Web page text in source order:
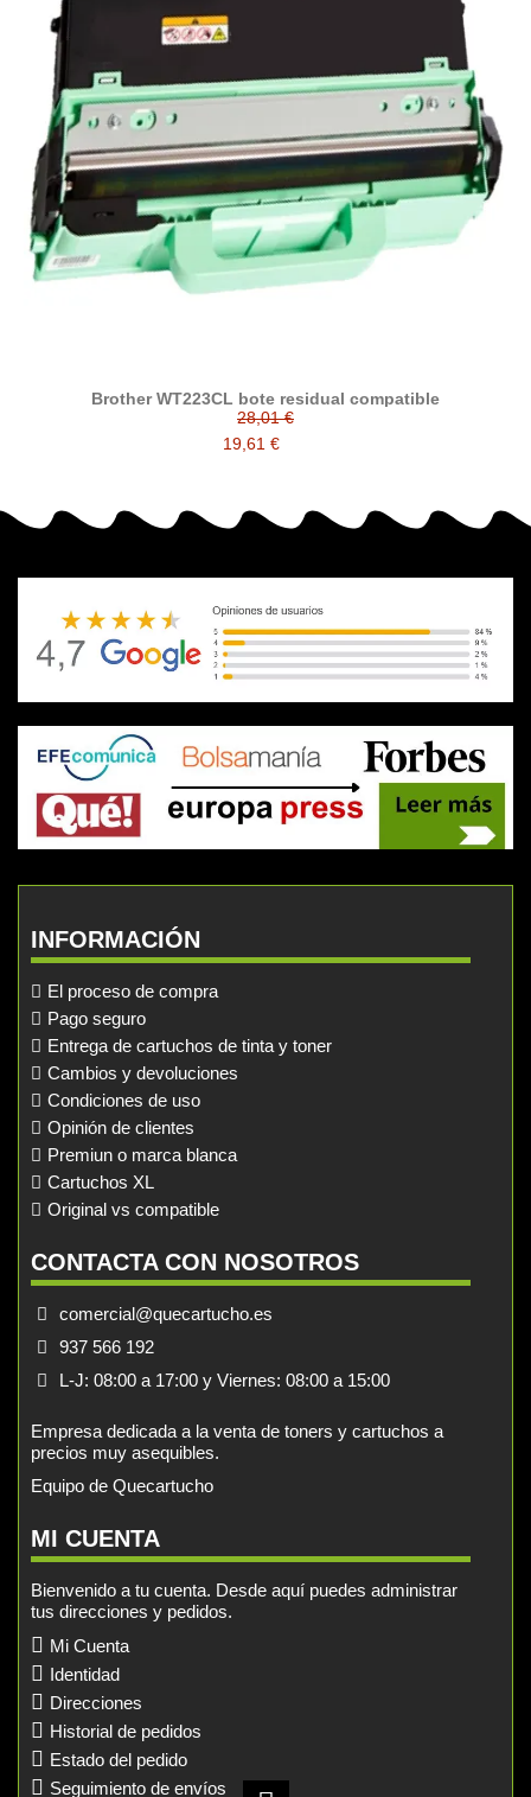
Brother WT223CL bote residual compatible
28,01 €
19,61 €
INFORMACIÓN
El proceso de compra
Pago seguro
Entrega de cartuchos de tinta y toner
Cambios y devoluciones
Condiciones de uso
Opinión de clientes
Premiun o marca blanca
Cartuchos XL
Original vs compatible
CONTACTA CON NOSOTROS
comercial@quecartucho.es
937 566 192
L-J: 08:00 a 17:00 y Viernes: 08:00 a 15:00
Empresa dedicada a la venta de toners y cartuchos a
precios muy asequibles.
Equipo de Quecartucho
MI CUENTA
Bienvenido a tu cuenta. Desde aquí puedes administrar
tus direcciones y pedidos.
Mi Cuenta
Identidad
Direcciones
Historial de pedidos
Estado del pedido
Seguimiento de envíos